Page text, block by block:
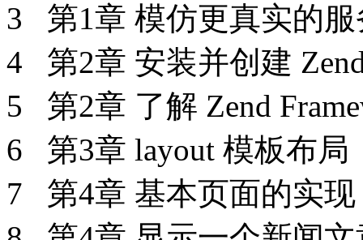
3 第1章 模仿更真实的
4 第2章 安装并创建
5 第2章 了解 Zend
6 第3章 layout 模板布
7 第4章 基本页面的实